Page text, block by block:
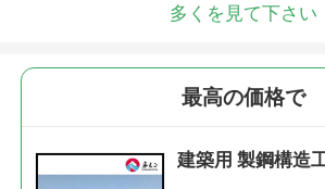
多くを見て下さい
最高の価格で
建築用 製鋼構造